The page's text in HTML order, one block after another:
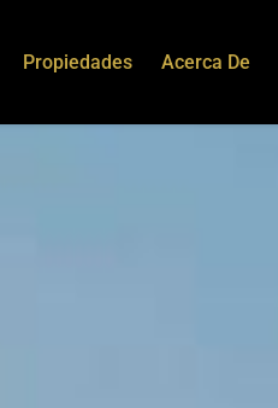
Propiedades Acerca De